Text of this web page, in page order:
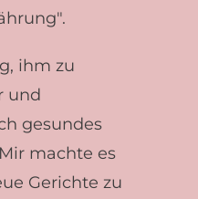
ihm zu
und
gesundes
machte es
Gerichte zu